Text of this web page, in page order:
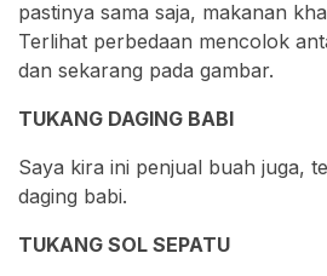
pastinya sama saja, makanan
Terlihat perbedaan mencolok
dan sekarang pada gambar.
TUKANG DAGING BABI
Saya kira ini penjual buah juga,
daging babi.
TUKANG SOL SEPATU